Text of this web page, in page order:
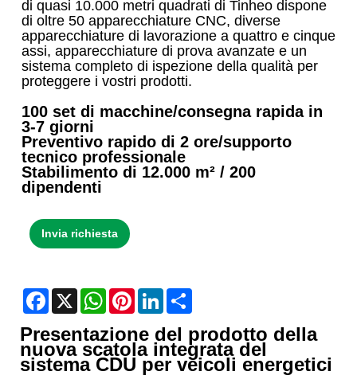
di quasi 10.000 metri quadrati di Tinheo dispone
di oltre 50 apparecchiature CNC, diverse
apparecchiature di lavorazione a quattro e cinque
assi, apparecchiature di prova avanzate e un
sistema completo di ispezione della qualità per
proteggere i vostri prodotti.
100 set di macchine/consegna rapida in
3-7 giorni
Preventivo rapido di 2 ore/supporto
tecnico professionale
Stabilimento di 12.000 m² / 200
dipendenti
Invia richiesta
Facebook
X WhatsAppPinterestLinkedIn
Presentazione del prodotto della
nuova scatola integrata del
sistema CDU per veicoli energetici